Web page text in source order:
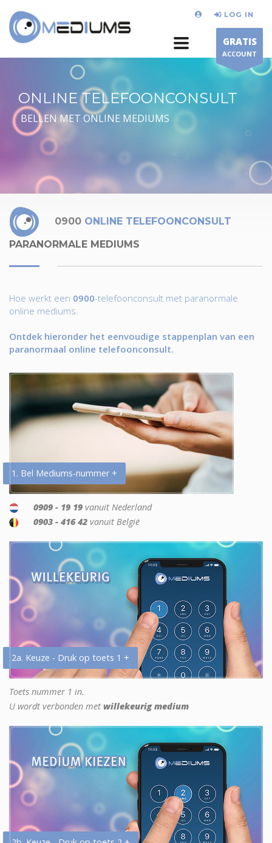
LOG IN
GRATIS
ACCOUNT
ONLINE TELEFOONCONSULT
BELLEN MET ONLINE MEDIUMS
0900 ONLINE TELEFOONCONSULT
PARANORMALE MEDIUMS
Hoe werkt een 0900-telefoonconsult met paranormale
online mediums.
Ontdek hieronder het eenvoudige stappenplan van een
paranormaal online telefoonconsult.
1. Bel Mediums-nummer +
0909 - 19 19 vanuit Nederland
0903 - 416 42 vanuit België
2a. Keuze - Druk op toets 1 +
Toets nummer 1 in.
U wordt verbonden met willekeurig medium